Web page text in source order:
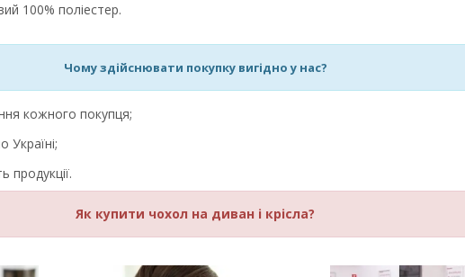
100% поліестер.
Чому здійснювати покупку вигідно у нас?
кожного покупця;
Україні;
продукції.
Як купити чохол на диван і крісла?